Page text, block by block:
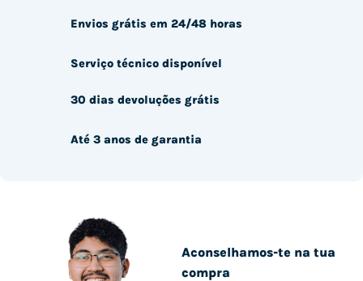
Aconselhamos-te na tua
compra
Envios grátis em 24/48 horas
Serviço técnico disponível
30 dias devoluções grátis
Até 3 anos de garantia